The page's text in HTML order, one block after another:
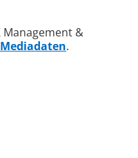
&
Mediadaten.